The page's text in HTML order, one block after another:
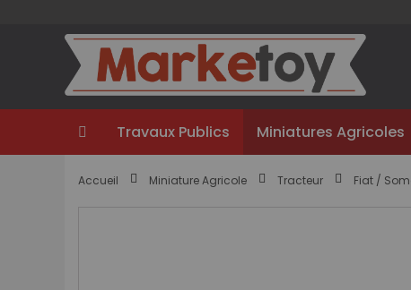
contenu
Travaux Publics Miniatures Agricoles
Accueil Miniature Agricole Tracteur Fiat /